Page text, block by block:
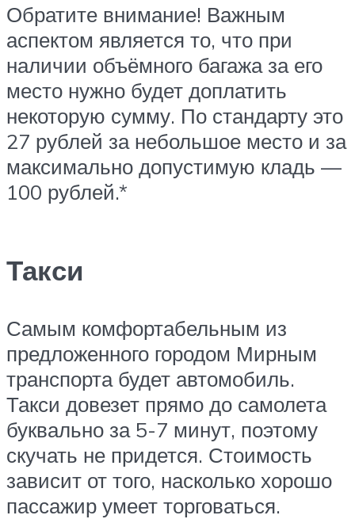
Обратите внимание! Важным
аспектом является то, что при
наличии объёмного багажа за его
место нужно будет доплатить
некоторую сумму. По стандарту это
27 рублей за небольшое место и за
максимально допустимую кладь —
100 рублей.*
Такси
Самым комфортабельным из
предложенного городом Мирным
транспорта будет автомобиль.
Такси довезет прямо до самолета
буквально за 5-7 минут, поэтому
скучать не придется. Стоимость
зависит от того, насколько хорошо
пассажир умеет торговаться.